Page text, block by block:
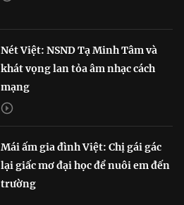
Nét Việt: NSND Tạ Minh Tâm và
khát vọng lan tỏa âm nhạc cách
mạng
Mái ấm gia đình Việt: Chị gái gác
lại giấc mơ đại học để nuôi em đến
trường